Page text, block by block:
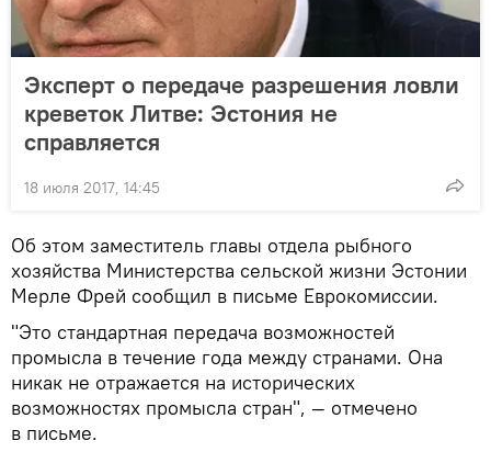
Эксперт о передаче разрешения ловли
креветок Литве: Эстония не
справляется
18 июля 2017, 14:45
Об этом заместитель главы отдела рыбного
хозяйства Министерства сельской жизни Эстонии
Мерле Фрей сообщил в письме Еврокомиссии.
"Это стандартная передача возможностей
промысла в течение года между странами. Она
никак не отражается на исторических
возможностях промысла стран", — отмечено
в письме.